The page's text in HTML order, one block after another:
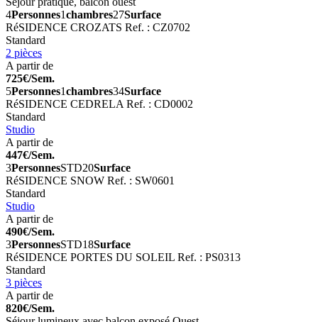
4Personnes1chambres27Surface
RéSIDENCE CROZATS Ref. : CZ0702
Standard
2 pièces
A partir de
725€/Sem.
5Personnes1chambres34Surface
RéSIDENCE CEDRELA Ref. : CD0002
Standard
Studio
A partir de
447€/Sem.
3PersonnesSTD20Surface
RéSIDENCE SNOW Ref. : SW0601
Standard
Studio
A partir de
490€/Sem.
3PersonnesSTD18Surface
RéSIDENCE PORTES DU SOLEIL Ref. : PS0313
Standard
3 pièces
A partir de
820€/Sem.